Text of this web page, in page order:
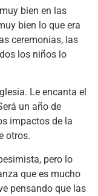
bien en las
bien lo que era
ceremonias, las
los niños lo
Le encanta el
un año de
impactos de la
otros.
pero lo
que es mucho
pensando que las